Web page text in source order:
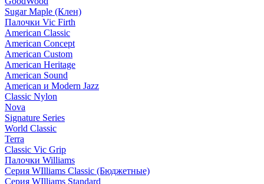
Sugar Maple (Клен)
Палочки Vic Firth
American Classic
American Concept
American Custom
American Heritage
American Sound
American и Modern Jazz
Classic Nylon
Nova
Signature Series
World Classic
Terra
Classic Vic Grip
Палочки Williams
Серия WIlliams Classic (Бюджетные)
Серия WIlliams Standard